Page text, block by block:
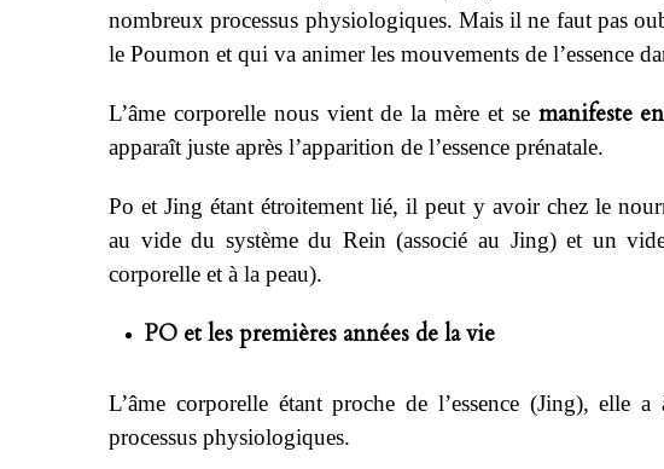
nombreux processus physiologiques. Mais il ne faut pas
le Poumon et qui va animer les mouvements de l’essence
L’âme corporelle nous vient de la mère et semanifeste
apparaît juste après l’apparition de l’essence prénatale.
Po et Jing étant étroitement lié, il peut y avoir chez le
au vide du système du Rein (associé au Jing) et un
corporelle et à la peau).
PO et les premières années de la vie
L’âme corporelle étant proche de l’essence (Jing), elle
processus physiologiques.